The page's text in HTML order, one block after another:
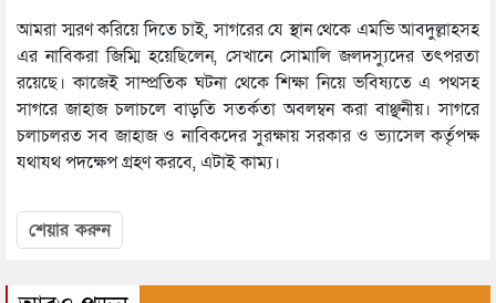
আমরা স্মরণ করিয়ে দিতে চাই, সাগরের যে স্থান থেকে এমভি আবদুল্লাহসহ
এর নাবিকরা জিম্মি হয়েছিলেন, সেখানে সোমালি জলদস্যুদের তৎপরতা
রয়েছে। কাজেই সাম্প্রতিক ঘটনা থেকে শিক্ষা নিয়ে ভবিষ্যতে এ পথসহ
সাগরে জাহাজ চলাচলে বাড়তি সতর্কতা অবলম্বন করা বাঞ্ছনীয়। সাগরে
চলাচলরত সব জাহাজ ও নাবিকদের সুরক্ষায় সরকার ও ভ্যাসেল কর্তৃপক্ষ
যথাযথ পদক্ষেপ গ্রহণ করবে, এটাই কাম্য।
শেয়ার করুন